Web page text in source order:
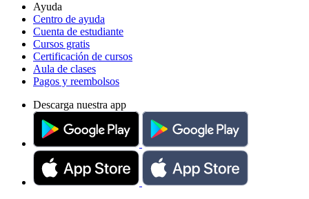
Ayuda
Centro de ayuda
Cuenta de estudiante
Cursos gratis
Certificación de cursos
Aula de clases
Pagos y reembolsos
Descarga nuestra app